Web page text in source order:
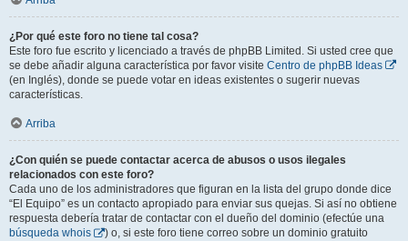
¿Por qué este foro no tiene tal cosa?
Este foro fue escrito y licenciado a través de phpBB Limited. Si usted cree que
se debe añadir alguna característica por favor visite Centro de phpBB Ideas
(en Inglés), donde se puede votar en ideas existentes o sugerir nuevas
características.
Arriba
¿Con quién se puede contactar acerca de abusos o usos ilegales
relacionados con este foro?
Cada uno de los administradores que figuran en la lista del grupo donde dice
“El Equipo” es un contacto apropiado para enviar sus quejas. Si así no obtiene
respuesta debería tratar de contactar con el dueño del dominio (efectúe una
búsqueda whois
) o, si este foro tiene correo sobre un dominio gratuito